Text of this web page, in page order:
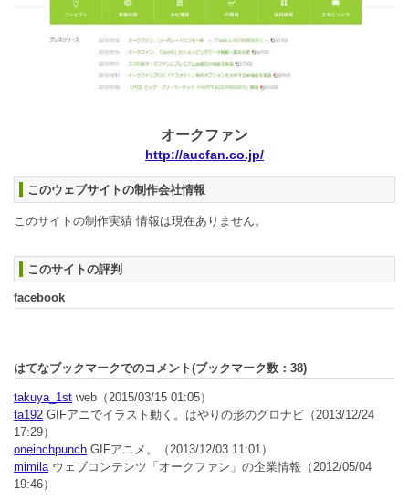
オークファン
http://aucfan.co.jp/
このウェブサイトの制作会社情報
このサイトの制作実績 情報は現在ありません。
このサイトの評判
facebook
はてなブックマークでのコメント(ブックマーク数： 38)
takuya_1st web （2015/03/15 01:05）
ta192 GIFアニでイラスト動く。はやりの形のグロナビ （2013/12/24
17:29）
oneinchpunch GIFアニメ。
（2013/12/03 11:01）
mimilaウェブコンテンツ「オークファン」の企業情報 （2012/05/04
19:46）